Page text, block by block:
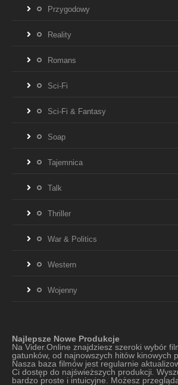
Przygodowy
Reality
Romans
Sci-Fi
Sci-Fi & Fantasy
Soap
Tajemnica
Talk
Thriller
War & Politics
Western
Wojenny
Najlepsze Nowe Produkcje
Na Vider.Online znajdziesz szeroki wybór
gatunków, od najnowszych hitów kinowych
Nasza baza filmów jest regularnie
Ci dostęp do najświeższych produkcji.
bardzo proste i intuicyjne. Możesz